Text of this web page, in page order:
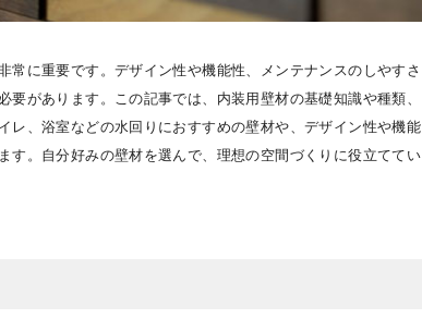
常に重要です。デザイン性や機能性、メンテナンスのしやすさ
があります。この記事では、内装用壁材の基礎知識や種類、
レ、浴室などの水回りにおすすめの壁材や、デザイン性や機能
す。自分好みの壁材を選んで、理想の空間づくりに役立ててい